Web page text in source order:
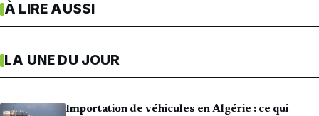
À LIRE AUSSI
LA UNE DU JOUR
Importation de véhicules en Algérie : ce qui